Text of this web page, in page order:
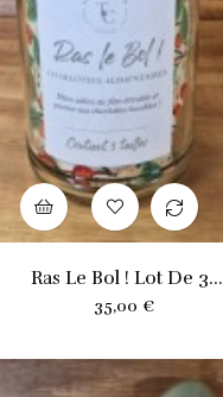
Ras Le Bol ! Lot De 3...
Prix
35,00 €